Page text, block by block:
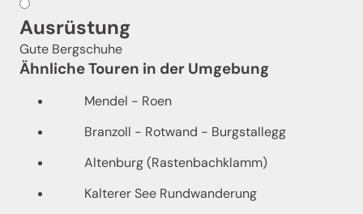
Ausrüstung
Gute Bergschuhe
Ähnliche Touren in der Umgebung
Mendel - Roen
Branzoll - Rotwand - Burgstallegg
Altenburg (Rastenbachklamm)
Kalterer See Rundwanderung